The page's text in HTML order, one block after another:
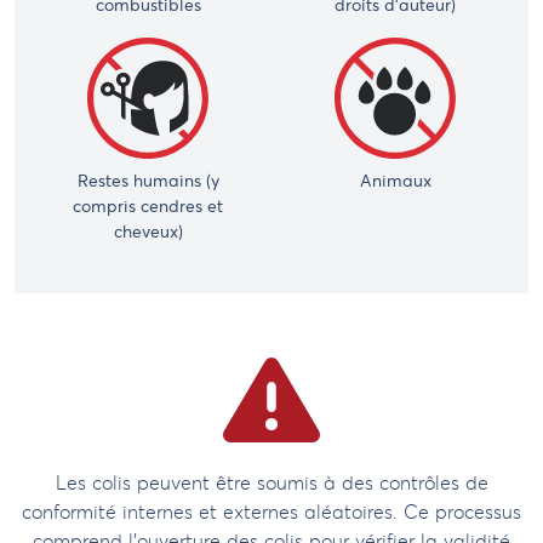
combustibles droits d'auteur)
Restes humains (y
compris cendres et
cheveux)
Animaux
Les colis peuvent être soumis à des contrôles de
conformité internes et externes aléatoires. Ce processus